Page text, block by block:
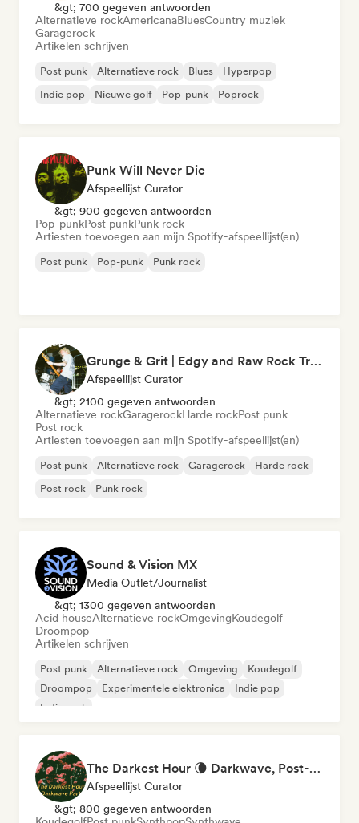
&gt; 700 gegeven antwoorden
Alternatieve rockAmericanaBluesCountry muziek
Garagerock
Artikelen schrijven
Post punk Alternatieve rock Blues
Hyperpop
Indie pop
Nieuwe golf Pop-punk Poprock
Punk Will Never Die
Afspeellijst Curator
&gt; 900 gegeven antwoorden
Pop-punkPost punkPunk rock
Artiesten toevoegen aan mijn Spotify-afspeellijst(en)
Post punk Pop-punk Punk rock
Grunge & Grit | Edgy and Raw Rock Tracks
Afspeellijst Curator
&gt; 2100 gegeven antwoorden
Alternatieve rockGaragerockHarde rockPost punk
Post rock
Artiesten toevoegen aan mijn Spotify-afspeellijst(en)
Post punk Alternatieve rock Garagerock
Harde rock
Post rock
Punk rock
Sound & Vision MX
Media Outlet/Journalist
&gt; 1300 gegeven antwoorden
Acid houseAlternatieve rockOmgevingKoudegolf
Droompop
Artikelen schrijven
Post punk Alternatieve rock Omgeving
Koudegolf
Droompop
Experimentele elektronica
Indie pop
Indie rock
The Darkest Hour 🌘 Darkwave, Post-Punk & Coldwave
Afspeellijst Curator
&gt; 800 gegeven antwoorden